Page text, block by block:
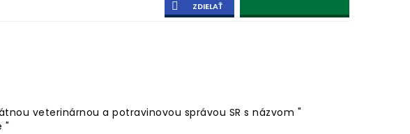
ZDIELAŤ
veterinárnou a potravinovou správou SR s názvom "
"